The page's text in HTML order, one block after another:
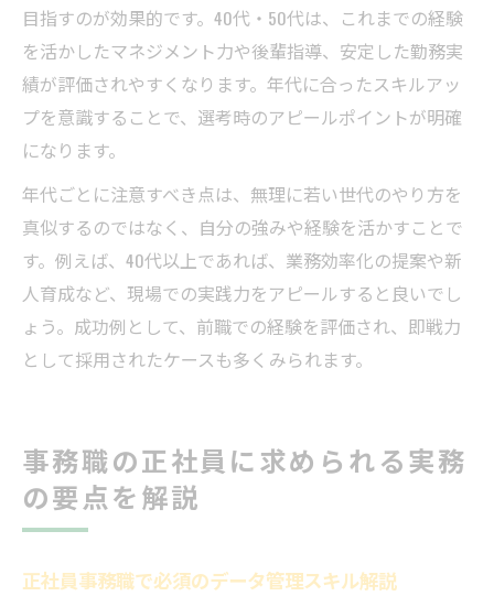
目指すのが効果的です。40代・50代は、これまでの経験
を活かしたマネジメント力や後輩指導、安定した勤務実
績が評価されやすくなります。年代に合ったスキルアッ
プを意識することで、選考時のアピールポイントが明確
になります。
年代ごとに注意すべき点は、無理に若い世代のやり方を
真似するのではなく、自分の強みや経験を活かすことで
す。例えば、40代以上であれば、業務効率化の提案や新
人育成など、現場での実践力をアピールすると良いでし
ょう。成功例として、前職での経験を評価され、即戦力
として採用されたケースも多くみられます。
事務職の正社員に求められる実務
の要点を解説
正社員事務職で必須のデータ管理スキル解説